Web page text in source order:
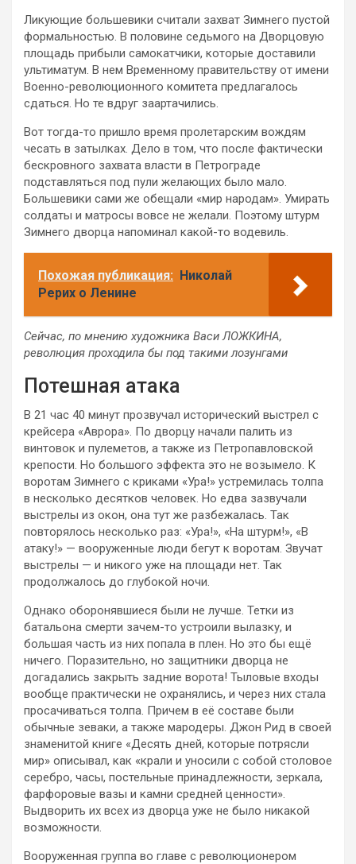
Ликующие большевики считали захват Зимнего пустой
формальностью. В половине седьмого на Дворцовую
площадь прибыли самокатчики, которые доставили
ультиматум. В нем Временному правительству от имени
Военно-революционного комитета предлагалось
сдаться. Но те вдруг заартачились.
Вот тогда-то пришло время пролетарским вождям
чесать в затылках. Дело в том, что после фактически
бескровного захвата власти в Петрограде
подставляться под пули желающих было мало.
Большевики сами же обещали «мир народам». Умирать
солдаты и матросы вовсе не желали. Поэтому штурм
Зимнего дворца напоминал какой-то водевиль.
Похожая публикация: Николай
Рерих о Ленине
Сейчас, по мнению художника Васи ЛОЖКИНА,
революция проходила бы под такими лозунгами
Потешная атака
В 21 час 40 минут прозвучал исторический выстрел с
крейсера «Аврора». По дворцу начали палить из
винтовок и пулеметов, а также из Петропавловской
крепости. Но большого эффекта это не возымело. К
воротам Зимнего с криками «Ура!» устремилась толпа
в несколько десятков человек. Но едва зазвучали
выстрелы из окон, она тут же разбежалась. Так
повторялось несколько раз: «Ура!», «На штурм!», «В
атаку!» — вооруженные люди бегут к воротам. Звучат
выстрелы — и никого уже на площади нет. Так
продолжалось до глубокой ночи.
Однако оборонявшиеся были не лучше. Тетки из
батальона смерти зачем-то устроили вылазку, и
большая часть из них попала в плен. Но это бы ещё
ничего. Поразительно, но защитники дворца не
догадались закрыть задние ворота! Тыловые входы
вообще практически не охранялись, и через них стала
просачиваться толпа. Причем в её составе были
обычные зеваки, а также мародеры. Джон Рид в своей
знаменитой книге «Десять дней, которые потрясли
мир» описывал, как «крали и уносили с собой столовое
серебро, часы, постельные принадлежности, зеркала,
фарфоровые вазы и камни средней ценности».
Выдворить их всех из дворца уже не было никакой
возможности.
Вооруженная группа во главе с революционером